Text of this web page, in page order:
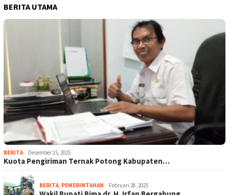
BERITA UTAMA
BERITA Desember 15, 2025
Kuota Pengiriman Ternak Potong Kabupaten…
BERITA, PEMERINTAHAN Februari 28, 2025